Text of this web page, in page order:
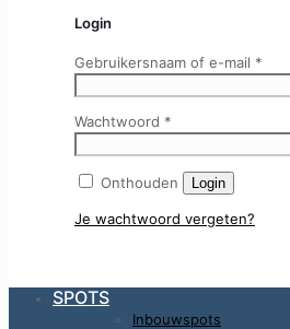
Login
Gebruikersnaam of e-mail *
Wachtwoord *
Onthouden Login
Je wachtwoord vergeten?
SPOTS
Inbouwspots